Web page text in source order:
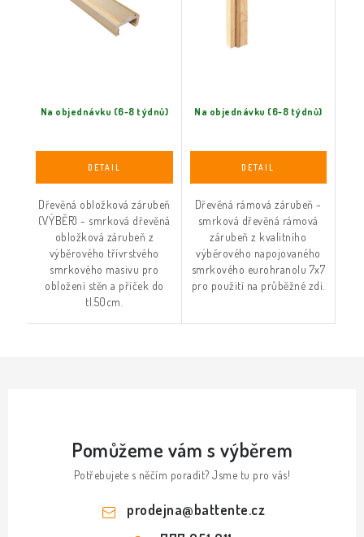
Na objednávku (6-8 týdnů)
Dřevěná obložková zárubeň
(VÝBĚR) - smrková dřevěná
obložková zárubeň z
výběrového třívrstvého
smrkového masivu pro
obložení stěn a příček do
tl.50cm.
Na objednávku (6-8 týdnů)
Dřevěná rámová zárubeň -
smrková dřevěná rámová
zárubeň z kvalitního
výběrového napojovaného
smrkového eurohranolu 7x7
pro použití na průběžné zdi.
Pomůžeme vám s výběrem
Potřebujete s něčím poradit? Jsme tu pro vás!
prodejna@battente.cz